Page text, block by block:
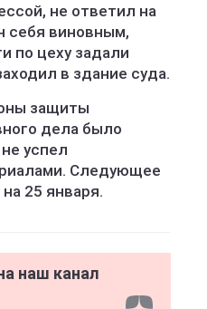
не ответил на
себя виновным,
по цеху задали
в здание суда.
защиты
дела было
успел
Следующее
25 января.
наш канал